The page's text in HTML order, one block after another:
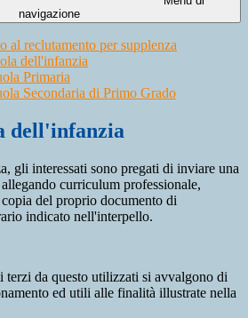
navigazione
al reclutamento per supplenza
dell'infanzia
Primaria
Secondaria di Primo Grado
dell'infanzia
gli interessati sono pregati di inviare una
curriculum professionale,
del proprio documento di
indicato nell'interpello.
terzi da questo utilizzati si avvalgono di
ed utili alle finalità illustrate nella